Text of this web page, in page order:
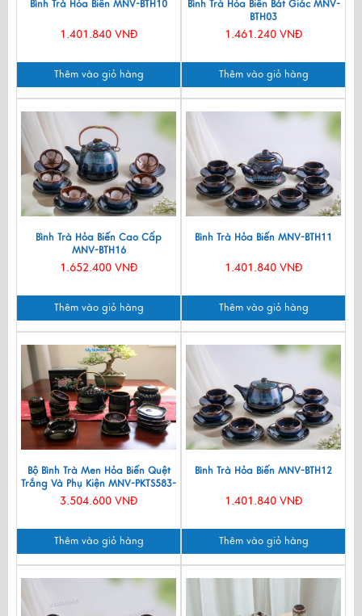
Bình Trà Hỏa Biến MNV-BTH10
1.401.840 VNĐ
Thêm vào giỏ hàng
Bình Trà Hỏa Biến Bát Giác MNV-
BTH03
1.461.240 VNĐ
Thêm vào giỏ hàng
Bình Trà Hỏa Biến Cao Cấp
MNV-BTH16
1.652.400 VNĐ
Thêm vào giỏ hàng
Bình Trà Hỏa Biến MNV-BTH11
1.401.840 VNĐ
Thêm vào giỏ hàng
Bộ Bình Trà Men Hỏa Biến Quệt
Trắng Và Phụ Kiện MNV-PKTS583-
3
3.504.600 VNĐ
Thêm vào giỏ hàng
Bình Trà Hỏa Biến MNV-BTH12
1.401.840 VNĐ
Thêm vào giỏ hàng